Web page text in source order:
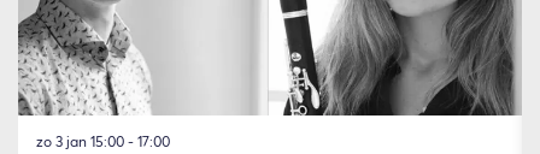
zo 3 jan 15:00 - 17:00